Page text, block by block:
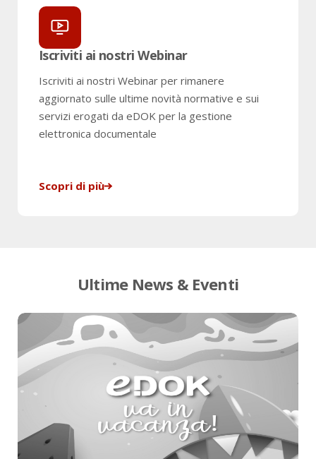
Iscriviti ai nostri Webinar
Iscriviti ai nostri Webinar per rimanere
aggiornato sulle ultime novità normative e sui
servizi erogati da eDOK per la gestione
elettronica documentale
Scopri di più
Ultime News & Eventi